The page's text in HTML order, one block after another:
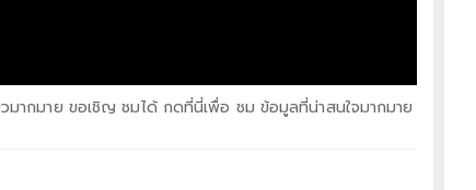
ากมาย ขอเชิญ ชมได้ กดที่นี่เพื่อ ชม ข้อมูลที่น่าสนใจมากมาย